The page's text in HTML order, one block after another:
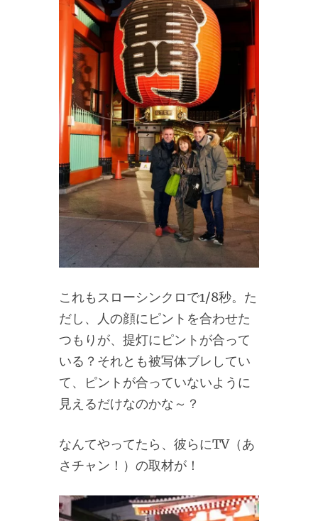
これもスローシンクロで1/8秒。た
だし、人の顔にピントを合わせた
つもりが、提灯にピントが合って
いる？それとも被写体ブレしてい
て、ピントが合っていないように
見えるだけなのかな～？
なんてやってたら、彼らにTV（あ
さチャン！）の取材が！